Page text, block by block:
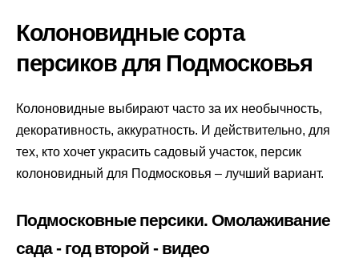
Колоновидные сорта
персиков для Подмосковья
Колоновидные выбирают часто за их необычность,
декоративность, аккуратность. И действительно, для
тех, кто хочет украсить садовый участок, персик
колоновидный для Подмосковья – лучший вариант.
Подмосковные персики. Омолаживание
сада - год второй - видео